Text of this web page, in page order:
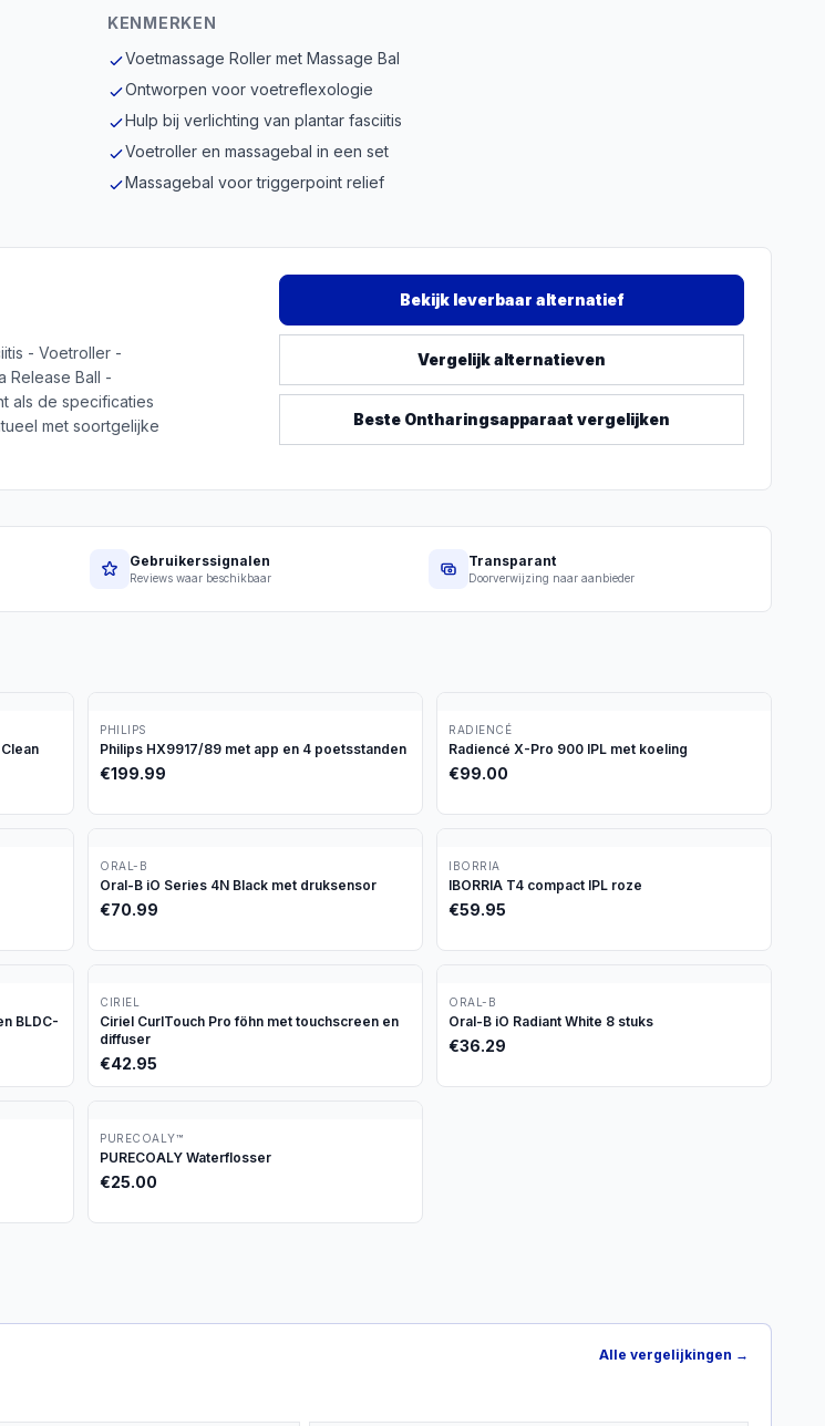
KENMERKEN
Voetmassage Roller met Massage Bal
Ontworpen voor voetreflexologie
Hulp bij verlichting van plantar fasciitis
Voetroller en massagebal in een set
Massagebal voor triggerpoint relief
- Voetroller -
Release Ball -
als de specificaties
met soortgelijke
Bekijk leverbaar alternatief
Vergelijk alternatieven
Beste Ontharingsapparaat vergelijken
Gebruikerssignalen
Reviews waar beschikbaar
Transparant
Doorverwijzing naar aanbieder
PHILIPS
Philips HX9917/89 met app en 4 poetsstanden
€199.99
RADIENCÉ
Radiencé X-Pro 900 IPL met koeling
€99.00
ORAL-B
Oral-B iO Series 4N Black met druksensor
€70.99
IBORRIA
IBORRIA T4 compact IPL roze
€59.95
BLDC-
CIRIEL
Ciriel CurlTouch Pro föhn met touchscreen en
diffuser
€42.95
ORAL-B
Oral-B iO Radiant White 8 stuks
€36.29
PURECOALY™
PURECOALY Waterflosser
€25.00
Alle vergelijkingen →